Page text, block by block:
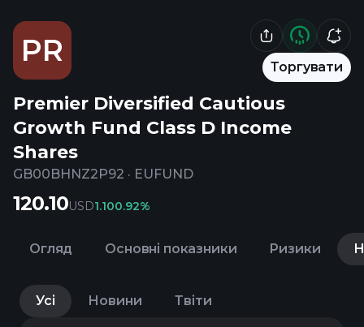
PR Торгувати
Premier Diversified Cautious
Growth Fund Class D Income
Shares
GB00BHNZ2P92 · EUFUND
120.10USD1.100.92%
Огляд Основні показники Ризики
Усі Новини Твіти